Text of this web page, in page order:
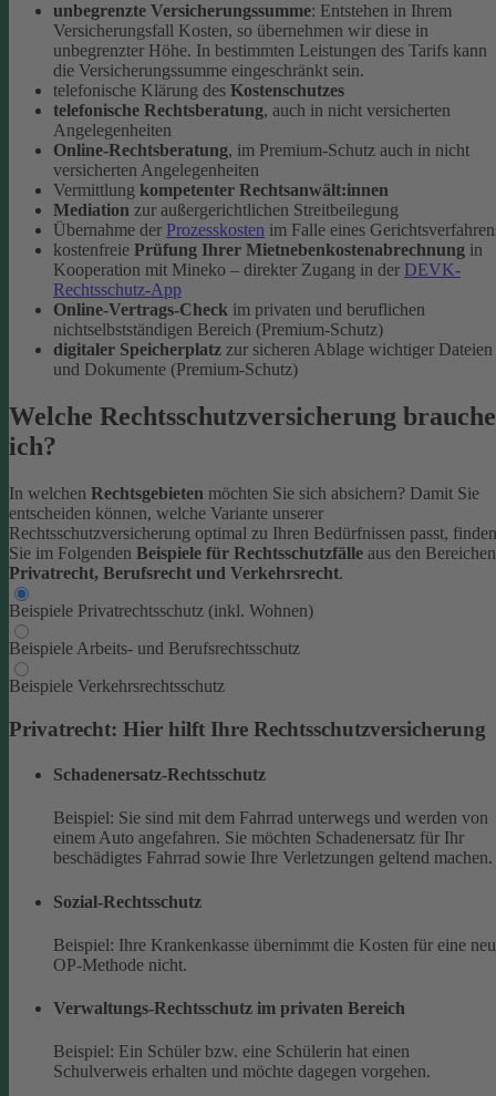
unbegrenzte Versicherungssumme: Entstehen in Ihrem
Versicherungsfall Kosten, so übernehmen wir diese in
unbegrenzter Höhe. In bestimmten Leistungen des Tarifs kann
die Versicherungssumme eingeschränkt sein.
telefonische Klärung des Kostenschutzes
telefonische Rechtsberatung, auch in nicht versicherten
Angelegenheiten
Online-Rechtsberatung, im Premium-Schutz auch in nicht
versicherten Angelegenheiten
Vermittlung kompetenter Rechtsanwält:innen
Mediation zur außergerichtlichen Streitbeilegung
Übernahme der Prozesskosten im Falle eines
kostenfreie Prüfung Ihrer Mietnebenkostenabrechnung in
Kooperation mit Mineko – direkter Zugang in der DEVK-
Rechtsschutz-App
Online-Vertrags-Check im privaten und beruflichen
nichtselbstständigen Bereich (Premium-Schutz)
digitaler Speicherplatz zur sicheren Ablage wichtiger Dateien
und Dokumente (Premium-Schutz)
Welche Rechtsschutzversicherung brauche
ich?
In welchen Rechtsgebieten möchten Sie sich absichern? Damit Sie
entscheiden können, welche Variante unserer
Rechtsschutzversicherung optimal zu Ihren Bedürfnissen passt, finden
Sie im Folgenden Beispiele für Rechtsschutzfälle aus den Bereichen
Privatrecht, Berufsrecht und Verkehrsrecht.
Beispiele Privatrechtsschutz (inkl. Wohnen)
Beispiele Arbeits- und Berufsrechtsschutz
Beispiele Verkehrsrechtsschutz
Privatrecht: Hier hilft Ihre Rechtsschutzversicherung
Schadenersatz-Rechtsschutz
Beispiel: Sie sind mit dem Fahrrad unterwegs und werden von
einem Auto angefahren. Sie möchten Schadenersatz für Ihr
beschädigtes Fahrrad sowie Ihre Verletzungen geltend machen.
Sozial-Rechtsschutz
Beispiel: Ihre Krankenkasse übernimmt die Kosten für eine
OP-Methode nicht.
Verwaltungs-Rechtsschutz im privaten Bereich
Beispiel: Ein Schüler bzw. eine Schülerin hat einen
Schulverweis erhalten und möchte dagegen vorgehen.